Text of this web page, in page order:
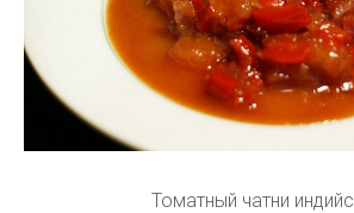
Томатный чатни